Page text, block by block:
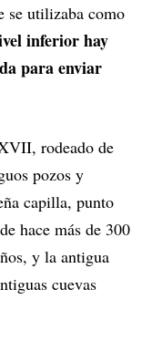
se utilizaba como
inferior hay
para enviar
rodeado de
pozos y
capilla, punto
hace más de 300
y la antigua
cuevas